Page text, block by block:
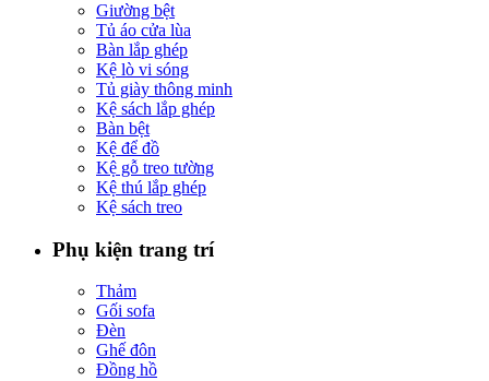
Giường bệt
Tủ áo cửa lùa
Bàn lắp ghép
Kệ lò vi sóng
Tủ giày thông minh
Kệ sách lắp ghép
Bàn bệt
Kệ để đồ
Kệ gỗ treo tường
Kệ thú lắp ghép
Kệ sách treo
Phụ kiện trang trí
Thảm
Gối sofa
Đèn
Ghế đôn
Đồng hồ